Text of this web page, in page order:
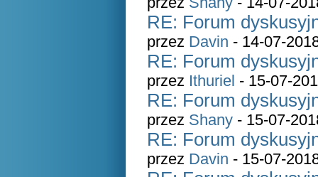
RE: Forum
przez Davin - 14-07-
RE: Forum
przez Ithuriel - 15-07-
RE: Forum
przez Shany - 15-07-
RE: Forum
przez Davin - 15-07-